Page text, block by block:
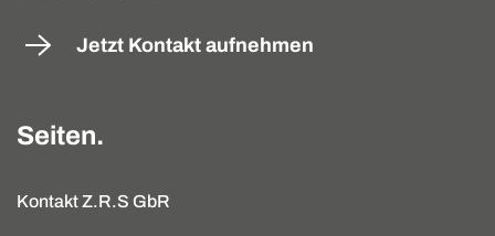
Jetzt Kontakt aufnehmen
Seiten.
Kontakt Z.R.S GbR